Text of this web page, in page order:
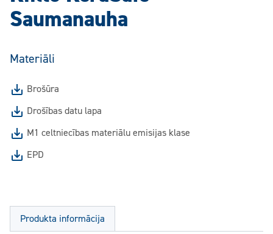
Saumanauha
Materiāli
Brošūra
Drošības datu lapa
M1 celtniecības materiālu emisijas klase
EPD
Produkta informācija